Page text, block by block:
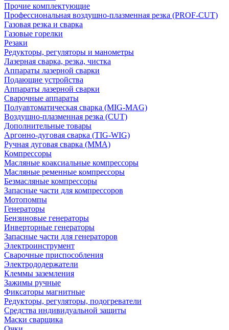
Прочие комплектующие
Профессиональная воздушно-плазменная резка (PROF-CUT)
Газовая резка и сварка
Газовые горелки
Резаки
Редукторы, регуляторы и манометры
Лазерная сварка, резка, чистка
Аппараты лазерной сварки
Подающие устройства
Аппараты лазерной сварки
Сварочные аппараты
Полуавтоматическая сварка (MIG-MAG)
Воздушно-плазменная резка (CUT)
Дополнительные товары
Аргонно-дуговая сварка (TIG-WIG)
Ручная дуговая сварка (MMA)
Компрессоры
Масляные коаксиальные компрессоры
Масляные ременные компрессоры
Безмасляные компрессоры
Запасные части для компрессоров
Мотопомпы
Генераторы
Бензиновые генераторы
Инверторные генераторы
Запасные части для генераторов
Электроинструмент
Сварочные приспособления
Электрододержатели
Клеммы заземления
Зажимы ручные
Фиксаторы магнитные
Редукторы, регуляторы, подогреватели
Средства индивидуальной защиты
Маски сварщика